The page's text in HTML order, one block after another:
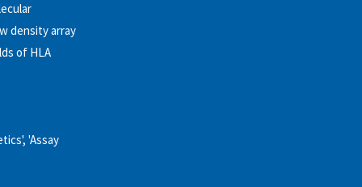
density array
of HLA
'Assay